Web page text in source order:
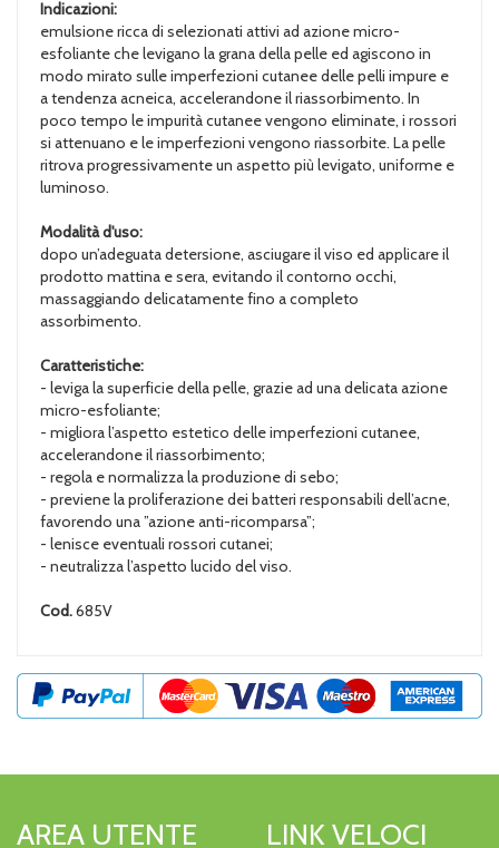
Indicazioni:
emulsione ricca di selezionati attivi ad azione micro-
esfoliante che levigano la grana della pelle ed agiscono in
modo mirato sulle imperfezioni cutanee delle pelli impure e
a tendenza acneica, accelerandone il riassorbimento. In
poco tempo le impurità cutanee vengono eliminate, i rossori
si attenuano e le imperfezioni vengono riassorbite. La pelle
ritrova progressivamente un aspetto più levigato, uniforme e
luminoso.
Modalità d'uso:
dopo un’adeguata detersione, asciugare il viso ed applicare il
prodotto mattina e sera, evitando il contorno occhi,
massaggiando delicatamente fino a completo
assorbimento.
Caratteristiche:
- leviga la superficie della pelle, grazie ad una delicata azione
micro-esfoliante;
- migliora l’aspetto estetico delle imperfezioni cutanee,
accelerandone il riassorbimento;
- regola e normalizza la produzione di sebo;
- previene la proliferazione dei batteri responsabili dell’acne,
favorendo una ”azione anti-ricomparsa”;
- lenisce eventuali rossori cutanei;
- neutralizza l’aspetto lucido del viso.
Cod.685V
AREA UTENTE LINK VELOCI